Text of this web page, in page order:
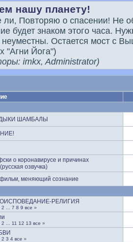
нашу планету!
Повторяю о спасении! Не
будет знаком этого часа.
Остается мост с
"Агни Йога")
imkx, Administrator)
ШАМБАЛЫ
о коронавирусе и причинах
озвучка)
меняющий сознание
РЕЛИГИЯ
2 7 8 9 все »
2 11 12 13 все »
2 3 4 все »